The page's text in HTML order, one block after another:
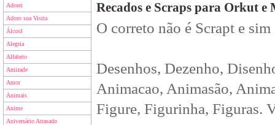
Adorei
Adoro sua Visita
Álcool
Alegria
Alfabeto
Amizade
Amor
Animais
Anime
Aniversário Atrasado
Recados e Scraps para Orkut e
O correto não é Scrapt e
Desenhos, Dezenho,
Animacao, Animasão,
Figure, Figurinha, Figuras.